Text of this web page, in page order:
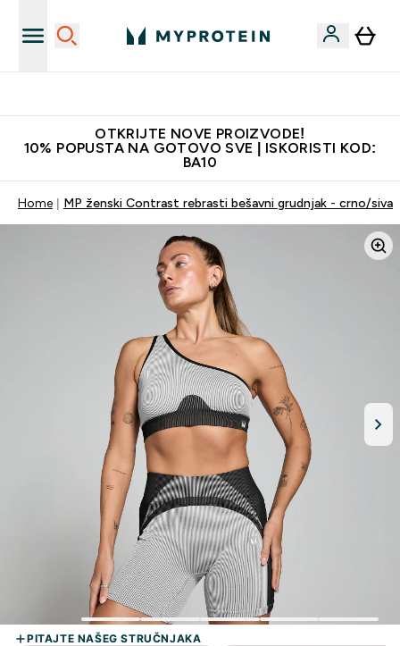
OTKRIJTE NOVE PROIZVODE!
10% POPUSTA NA GOTOVO SVE | ISKORISTI KOD:
BA10
Home MP ženski Contrast rebrasti bešavni grudnjak - crno/siva